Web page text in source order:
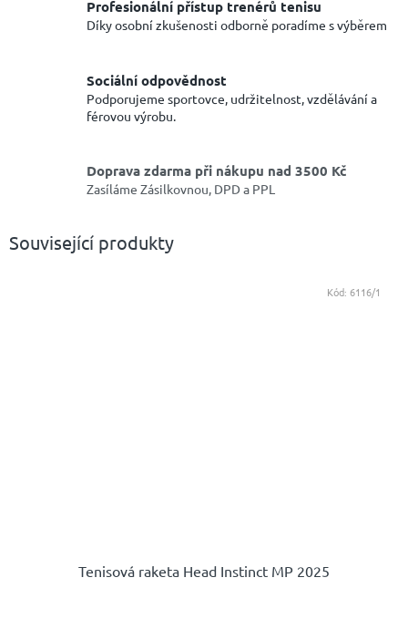
Profesionální přístup trenérů tenisu
Díky osobní zkušenosti odborně poradíme s výběrem
Sociální odpovědnost
Podporujeme sportovce, udržitelnost, vzdělávání a
férovou výrobu.
Doprava zdarma při nákupu nad 3500 Kč
Zasíláme Zásilkovnou, DPD a PPL
Související produkty
Tenisová raketa Head Instinct MP 2025
Kód: 6116/1